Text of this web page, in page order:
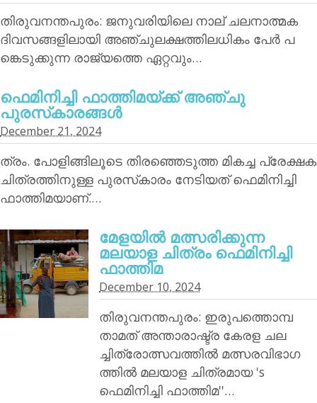
തിരുവനന്തപുരം: ജനുവരിയിലെ നാല് ചലനാത്മക
ദിവസങ്ങളിലായി അഞ്ചുലക്ഷത്തിലധികം പേര്‍ പ
ങ്കെടുക്കുന്ന രാജ്യത്തെ ഏറ്റവും…
ഫെമിനിച്ചി ഫാത്തിമയ്ക്ക് അഞ്ചു
പുരസ്‌കാരങ്ങള്‍
December 21, 2024
ത്രം. പോളിങ്ങിലൂടെ തിരഞ്ഞെടുത്ത മികച്ച പ്രേക്ഷക
ചിത്രത്തിനുള്ള പുരസ്‌കാരം നേടിയത് ഫെമിനിച്ചി
ഫാത്തിമയാണ്.…
മേളയില്‍ മത്സരിക്കുന്ന
മലയാള ചിത്രം ഫെമിനിച്ചി
ഫാത്തിമ
December 10, 2024
തിരുവനന്തപുരം: ഇരുപത്തൊമ്പ
താമത് അന്താരാഷ്ട്ര കേരള ചല
ച്ചിത്രോത്സവത്തില്‍ മത്സരവിഭാഗ
ത്തില്‍ മലയാള ചിത്രമായ 's
ഫെമിനിച്ചി ഫാത്തിമ''…